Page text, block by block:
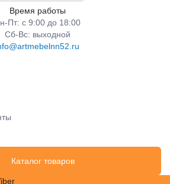
Время работы
Пт: с 9:00 до 18:00
Сб-Вс: выходной
Каталог товаров